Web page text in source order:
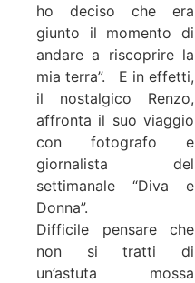
ho deciso che era
giunto il momento di
andare a riscoprire la
mia terra”. E in effetti,
il nostalgico Renzo,
affronta il suo viaggio
con fotografo e
giornalista del
settimanale “Diva e
Donna”.
Difficile pensare che
non si tratti di
un’astuta mossa